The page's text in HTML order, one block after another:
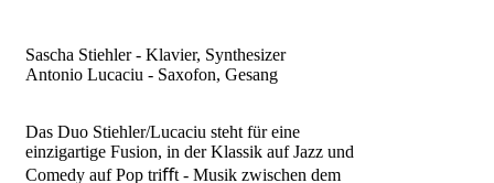
Sascha Stiehler - Klavier, Synthesizer
Antonio Lucaciu - Saxofon, Gesang
Das Duo Stiehler/Lucaciu steht für eine
einzigartige Fusion, in der Klassik auf Jazz und
Comedy auf Pop triﬀt - Musik zwischen dem